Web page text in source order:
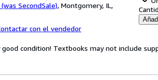
SecondSale), Montgomery, IL,
con el vendedor
condition! Textbooks may not include